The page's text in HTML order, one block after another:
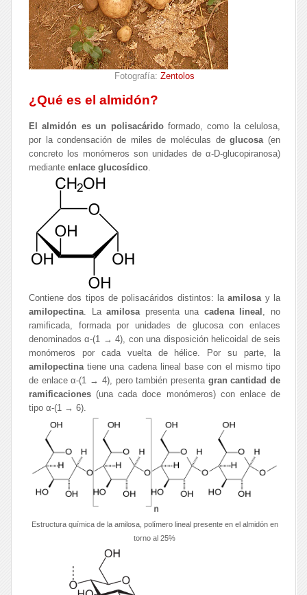
Fotografía: Zentolos
¿Qué es el almidón?
El almidón es un polisacáridoformado, como la celulosa,
por la condensación de miles de moléculas deglucosa(en
concreto los monómeros son unidades de α-D-glucopiranosa)
mediante enlace glucosídico.
Contiene dos tipos de polisacáridos distintos: laamilosay la
amilopectina. Laamilosapresenta una cadena lineal , no
ramificada, formada por unidades de glucosa con enlaces
denominados α-(1 → 4), con una disposición helicoidal de seis
monómeros por cada vuelta de hélice. Por su parte, la
amilopectinatiene una cadena lineal base con el mismo tipo
de enlace α-(1 → 4), pero también presenta gran cantidad de
ramificaciones (una cada doce monómeros) con enlace de
tipo α-(1 → 6).
Estructura química de la amilosa, polímero lineal presente en el almidón en
torno al 25%